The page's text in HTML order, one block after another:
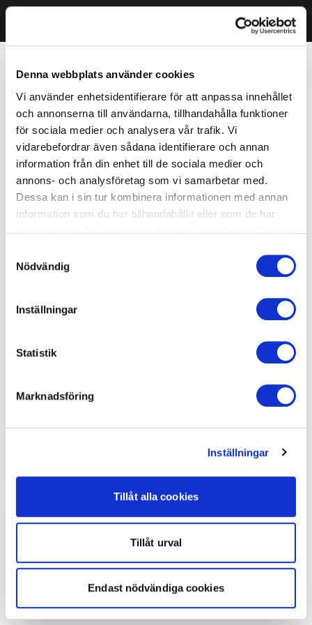
Denna webbplats använder cookies
Vi använder enhetsidentifierare för att anpassa innehållet
och annonserna till användarna, tillhandahålla funktioner
för sociala medier och analysera vår trafik. Vi
vidarebefordrar även sådana identifierare och annan
information från din enhet till de sociala medier och
annons- och analysföretag som vi samarbetar med.
Dessa kan i sin tur kombinera informationen med annan
information som du har tillhandahållit eller som de har
Nödvändig
Inställningar
Statistik
Marknadsföring
Inställningar
Tillåt alla cookies
Tillåt urval
Endast nödvändiga cookies